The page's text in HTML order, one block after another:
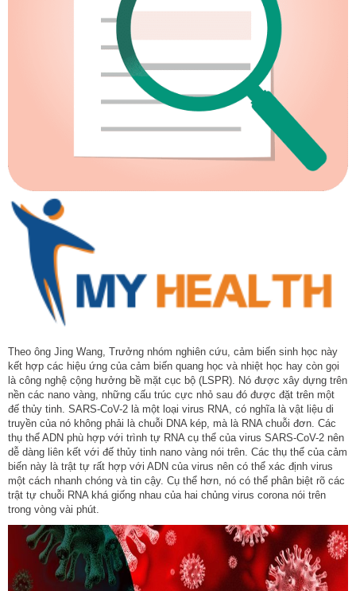
Theo ông Jing Wang, Trưởng nhóm nghiên cứu, cảm biến sinh học này
kết hợp các hiệu ứng của cảm biến quang học và nhiệt học hay còn gọi
là công nghệ cộng hưởng bề mặt cục bộ (LSPR). Nó được xây dựng trên
nền các nano vàng, những cấu trúc cực nhỏ sau đó được đặt trên một
đế thủy tinh. SARS-CoV-2 là một loại virus RNA, có nghĩa là vật liệu di
truyền của nó không phải là chuỗi DNA kép, mà là RNA chuỗi đơn. Các
thụ thể ADN phù hợp với trình tự RNA cụ thể của virus SARS-CoV-2 nên
dễ dàng liên kết với đế thủy tinh nano vàng nói trên. Các thụ thể của cảm
biến này là trật tự rất hợp với ADN của virus nên có thể xác định virus
một cách nhanh chóng và tin cậy. Cụ thể hơn, nó có thể phân biệt rõ các
trật tự chuỗi RNA khá giống nhau của hai chủng virus corona nói trên
trong vòng vài phút.